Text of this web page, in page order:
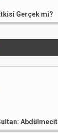
Gerçek mi?
Abdülmecit